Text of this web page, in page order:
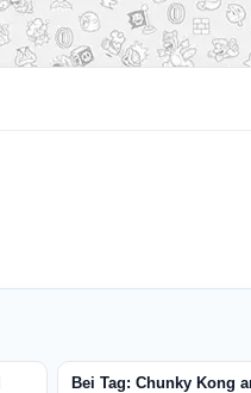
Bei Tag: Chunky Kong